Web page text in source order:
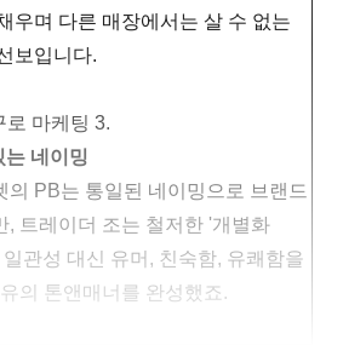
우며 다른 매장에서는 살 수 없는
보입니다.
로 마케팅 3.
네이밍
의 PB는 통일된 네이밍으로 브랜드
, 트레이더 조는 철저한 '개별화
관성 대신 유머, 친숙함, 유쾌함을
의 톤앤매너를 완성했죠.